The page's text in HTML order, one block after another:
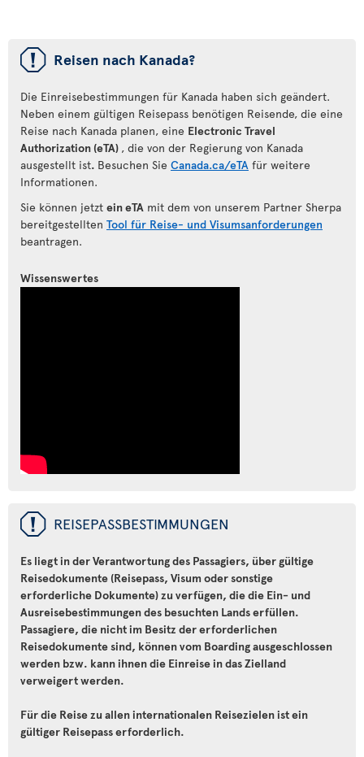
ü Reisen nach Kanada?
Die Einreisebestimmungen für Kanada haben sich geändert.
Neben einem gültigen Reisepass benötigen Reisende, die eine
Reise nach Kanada planen, eine Electronic Travel
Authorization (eTA) , die von der Regierung von Kanada
ausgestellt ist. Besuchen Sie Canada.ca/eTA für weitere
Informationen.
Sie können jetzt ein eTA mit dem von unserem Partner Sherpa
bereitgestellten Tool für Reise- und Visumsanforderungen
beantragen.
Wissenswertes
ü REISEPASSBESTIMMUNGEN
Es liegt in der Verantwortung des Passagiers, über gültige
Reisedokumente (Reisepass, Visum oder sonstige
erforderliche Dokumente) zu verfügen, die die Ein- und
Ausreisebestimmungen des besuchten Lands erfüllen.
Passagiere, die nicht im Besitz der erforderlichen
Reisedokumente sind, können vom Boarding ausgeschlossen
werden bzw. kann ihnen die Einreise in das Zielland
verweigert werden.
Für die Reise zu allen internationalen Reisezielen ist ein
gültiger Reisepass erforderlich.